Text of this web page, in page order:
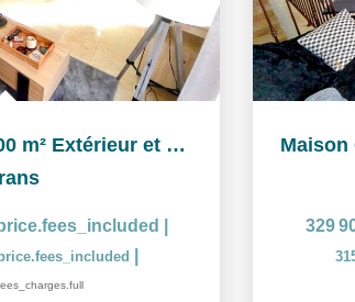
Maison Grans T3 100 m² Extérieur et garage
329